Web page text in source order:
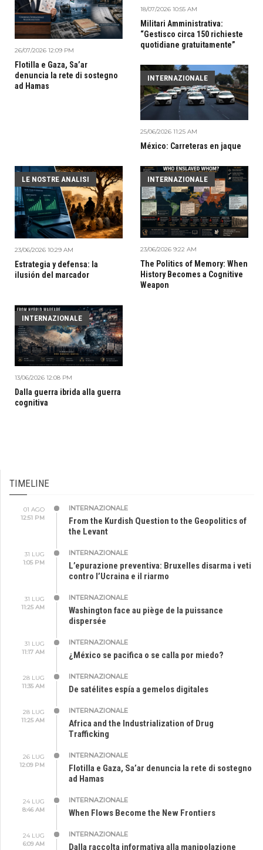
26/07/2026 12:09 PM
Flotilla e Gaza, Sa’ar
denuncia la rete di sostegno
ad Hamas
18/07/2026 10:55 AM
Militari Amministrativa:
“Gestisco circa 150 richieste
quotidiane gratuitamente”
INTERNAZIONALE
25/06/2026 11:25 AM
México: Carreteras en jaque
LE NOSTRE ANALISI
23/06/2026 10:29 AM
Estrategia y defensa: la
ilusión del marcador
INTERNAZIONALE
23/06/2026 9:22 AM
The Politics of Memory: When
History Becomes a Cognitive
Weapon
INTERNAZIONALE
13/06/2026 12:08 PM
Dalla guerra ibrida alla guerra
cognitiva
TIMELINE
01 AGO
12:51 PM
INTERNAZIONALE
From the Kurdish Question to the Geopolitics of
the Levant
31 LUG
1:05 PM
INTERNAZIONALE
L’epurazione preventiva: Bruxelles disarma i veti
contro l’Ucraina e il riarmo
31 LUG
11:25 AM
INTERNAZIONALE
Washington face au piège de la puissance
dispersée
31 LUG
11:17 AM
INTERNAZIONALE
¿México se pacifica o se calla por miedo?
28 LUG
11:35 AM
INTERNAZIONALE
De satélites espía a gemelos digitales
28 LUG
11:25 AM
INTERNAZIONALE
Africa and the Industrialization of Drug
Trafficking
26 LUG
12:09 PM
INTERNAZIONALE
Flotilla e Gaza, Sa’ar denuncia la rete di sostegno
ad Hamas
24 LUG
8:46 AM
INTERNAZIONALE
When Flows Become the New Frontiers
24 LUG
6:09 AM
INTERNAZIONALE
Dalla raccolta informativa alla manipolazione